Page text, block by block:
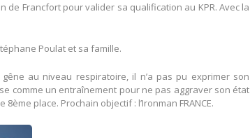
de Francfort pour valider sa qualification au KPR. Avec la
Poulat et sa famille.
au niveau respiratoire, il n’a pas pu exprimer son
comme un entraînement pour ne pas aggraver son état
place. Prochain objectif : l’Ironman FRANCE.